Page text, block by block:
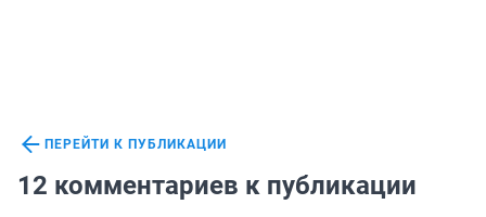
ПЕРЕЙТИ К ПУБЛИКАЦИИ
12 комментариев к публикации